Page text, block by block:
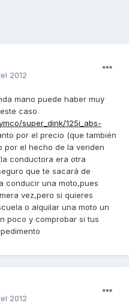
2012
mano puede haber muy
caso
super_dink/125i_abs-
por el precio (que también
por el hecho de la venden
conductora era otra
que te sacará de
conducir una moto,pues
vez,pero si quieres
o alquilar una moto un
poco y comprobar si tus
2012